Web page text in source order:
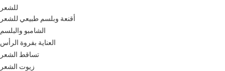
للشعر
أقنعة وبلسم طبيعي للشعر
الشامبو والبلسم
العناية بفروة الرأس
تساقط الشعر
زيوت الشعر